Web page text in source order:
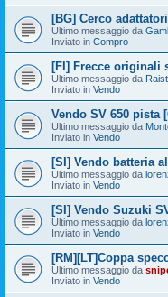
[BG] Cerco
Ultimo messaggio da
Inviato in Compro
[FI] Frecce originali
Ultimo messaggio da
Inviato in Vendo
Vendo SV 650 pista
Ultimo messaggio da
Inviato in Vendo
[SI] Vendo batteria
Ultimo messaggio da
Inviato in Vendo
[SI] Vendo Suzuki
Ultimo messaggio da
Inviato in Vendo
[RM][LT]Coppa
Ultimo messaggio da
Inviato in Vendo